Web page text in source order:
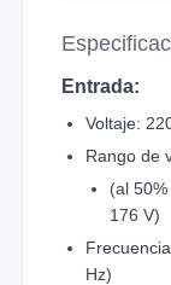
Entrada:
Voltaje:
Rango de
(al
176 V)
Hz)